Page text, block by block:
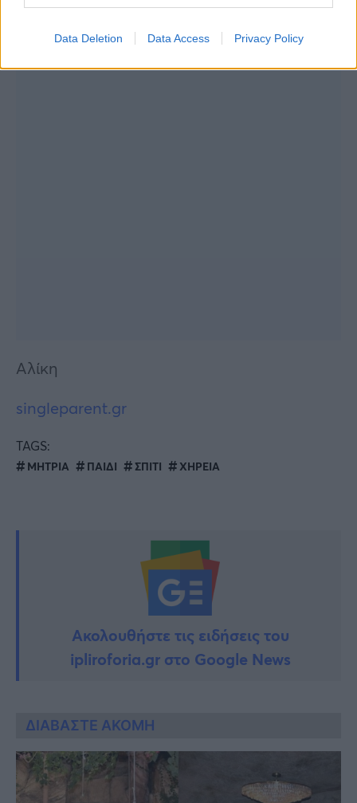
Data Deletion Data Access Privacy Policy
Αλίκη
singleparent.gr
TAGS:
ΜΗΤΡΙΑ ΠΑΙΔΙ ΣΠΙΤΙ ΧΗΡΕΙΑ
Ακολουθήστε τις ειδήσεις του
ipliroforia.gr στο Google News
ΔΙΑΒΑΣΤΕ ΑΚΟΜΗ